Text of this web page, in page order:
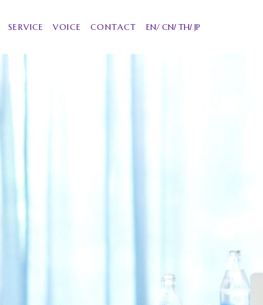
SERVICE VOICE CONTACT EN JP
TH
CN